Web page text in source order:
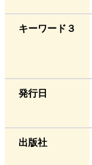
キーワード３
発行日
出版社